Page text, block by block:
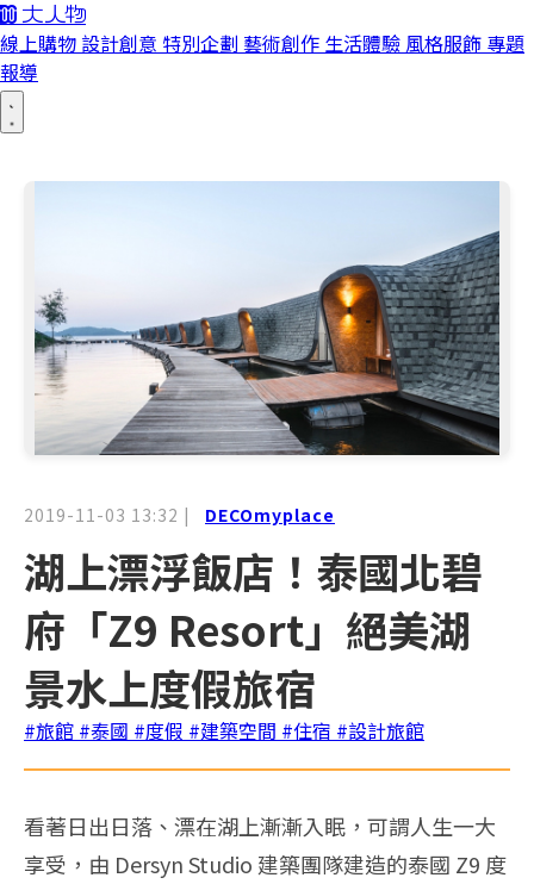
線上購物 設計創意 特別企劃 藝術創作 生活體驗 風格服飾 專題
報導
2019-11-03 13:32 | DECOmyplace
湖上漂浮飯店！泰國北碧
府「Z9 Resort」絕美湖
景水上度假旅宿
#旅館 #泰國 #度假 #建築空間 #住宿 #設計旅館
看著日出日落、漂在湖上漸漸入眠，可謂人生一大
享受，由 Dersyn Studio 建築團隊建造的泰國 Z9 度